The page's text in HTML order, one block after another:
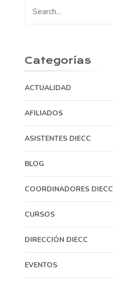
Search
for:
Categorías
ACTUALIDAD
AFILIADOS
ASISTENTES DIECC
BLOG
COORDINADORES DIECC
CURSOS
DIRECCIÓN DIECC
EVENTOS